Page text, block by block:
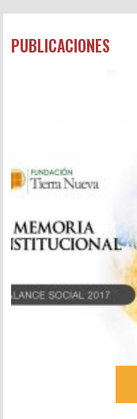
PUBLICACIONES